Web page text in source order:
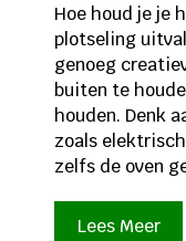
Hoe houd je je
plotseling
genoeg
buiten te
houden. Denk
zoals
zelfs de oven
Lees Meer